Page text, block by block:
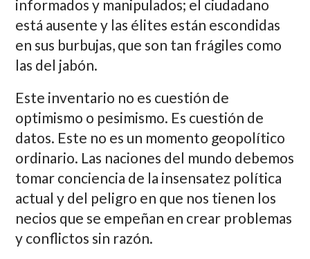
informados y manipulados; el ciudadano
está ausente y las élites están escondidas
en sus burbujas, que son tan frágiles como
las del jabón.
Este inventario no es cuestión de
optimismo o pesimismo. Es cuestión de
datos. Este no es un momento geopolítico
ordinario. Las naciones del mundo debemos
tomar conciencia de la insensatez política
actual y del peligro en que nos tienen los
necios que se empeñan en crear problemas
y conflictos sin razón.